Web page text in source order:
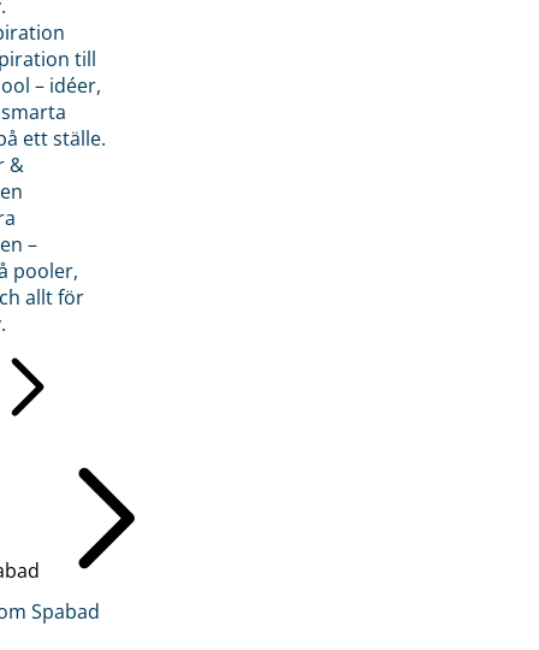
till
– idéer,
ett ställe.
&
–
pooler,
allt för
Spabad